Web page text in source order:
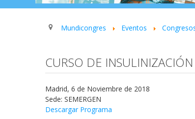
Mundicongres Eventos
CURSO DE
Madrid, 6 de Noviembre de 2018
Sede: SEMERGEN
Descargar Programa